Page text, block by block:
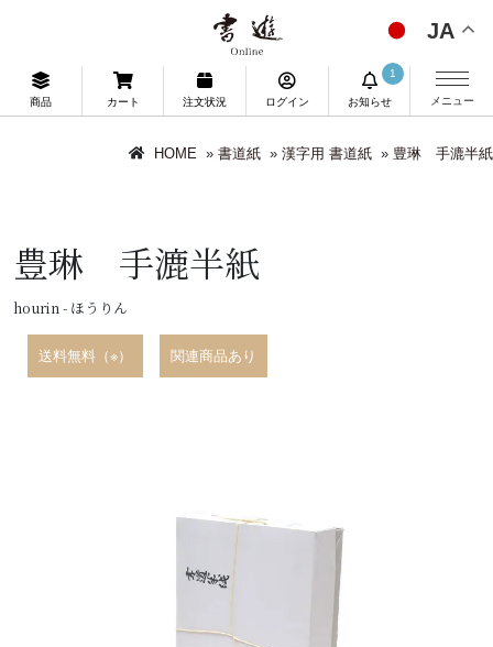
JA
商品 カート 注文状況 ログイン お知らせ
1
メニュー
HOME » 書道紙 » 漢字用 書道紙 » 豊琳 手漉半紙
豊琳 手漉半紙
hourin - ほうりん
送料無料（※） 関連商品あり